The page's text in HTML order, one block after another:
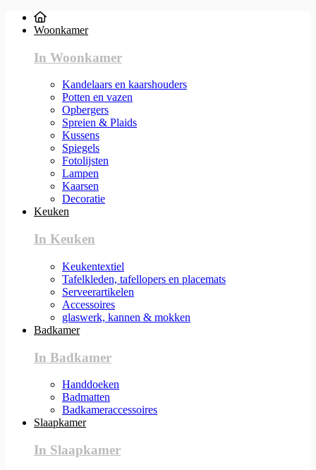
Woonkamer
In Woonkamer
Kandelaars en kaarshouders
Potten en vazen
Opbergers
Spreien & Plaids
Kussens
Spiegels
Fotolijsten
Lampen
Kaarsen
Decoratie
Keuken
In Keuken
Keukentextiel
Tafelkleden, tafellopers en placemats
Serveerartikelen
Accessoires
glaswerk, kannen & mokken
Badkamer
In Badkamer
Handdoeken
Badmatten
Badkameraccessoires
Slaapkamer
In Slaapkamer